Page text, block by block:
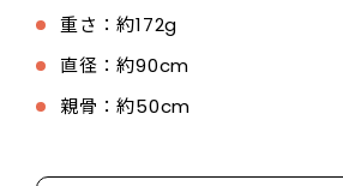
重さ：約172g
直径：約90cm
親骨：約50cm